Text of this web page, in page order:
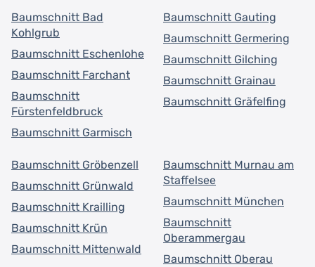
Baumschnitt Bad
Kohlgrub
Baumschnitt Eschenlohe
Baumschnitt Farchant
Baumschnitt
Fürstenfeldbruck
Baumschnitt Garmisch
Baumschnitt Gauting
Baumschnitt Germering
Baumschnitt Gilching
Baumschnitt Grainau
Baumschnitt Gräfelfing
Baumschnitt Gröbenzell
Baumschnitt Grünwald
Baumschnitt Krailling
Baumschnitt Krün
Baumschnitt Mittenwald
Baumschnitt Murnau am
Staffelsee
Baumschnitt München
Baumschnitt
Oberammergau
Baumschnitt Oberau